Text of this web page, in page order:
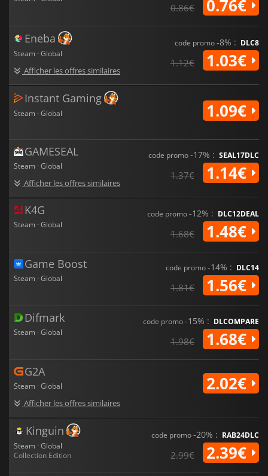
0.86€ 0.76€
Eneba
Steam · Global
Afficher les offres similaires
code promo-8% : DLC8
1.12€ 1.03€
Instant Gaming
Steam · Global 1.09€
GAMESEAL
Steam · Global
Afficher les offres similaires
code promo-17% : SEAL17DLC
1.37€ 1.14€
K4G
Steam · Global
code promo-12% : DLC12DEAL
1.68€ 1.48€
Game Boost
Steam · Global
code promo-14% : DLC14
1.81€ 1.56€
Difmark
Steam · Global
code promo-15% : DLCOMPARE
1.98€ 1.68€
G2A
Steam · Global
Afficher les offres similaires
2.02€
Kinguin
Steam · Global
Collection Edition
code promo-20% : RAB24DLC
2.99€ 2.39€